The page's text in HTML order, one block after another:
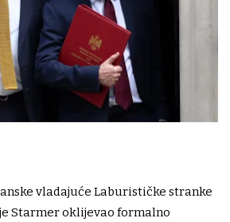
vladajuće Laburističke stranke
Starmer oklijevao formalno